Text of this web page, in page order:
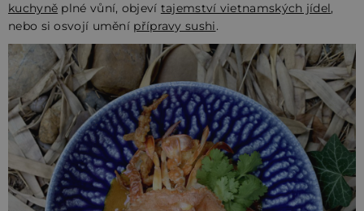
kuchyně plné vůní, objeví tajemství vietnamských jídel,
nebo si osvojí umění přípravy sushi.